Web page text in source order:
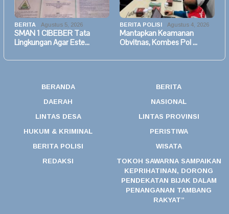
BERITA Agustus 5, 2026
SMAN 1 CIBEBER Tata
Lingkungan Agar Este…
BERITA POLISI Agustus 4, 2026
Mantapkan Keamanan
Obvitnas, Kombes Pol …
BERANDA
BERITA
DAERAH
NASIONAL
LINTAS DESA
LINTAS PROVINSI
HUKUM & KRIMINAL
PERISTIWA
BERITA POLISI
WISATA
REDAKSI
TOKOH SAWARNA SAMPAIKAN
KEPRIHATINAN, DORONG
PENDEKATAN BIJAK DALAM
PENANGANAN TAMBANG
RAKYAT”